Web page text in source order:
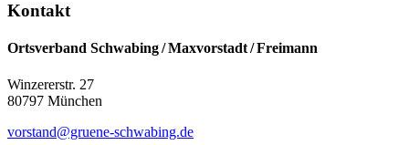
Kontakt
Ortsverband Schwabing / Maxvorstadt ⁠/ Freimann
Winzererstr. 27
80797 München
vorstand@gruene-schwabing.de